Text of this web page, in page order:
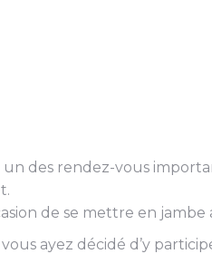
un des rendez-vous
de se mettre en
ayez décidé d’y